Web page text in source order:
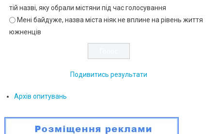
тій назві, яку обрали містяни під час голосування
Мені байдуже, назва міста ніяк не вплине на рівень життя
южненців
Подивитись результати
Архів опитувань